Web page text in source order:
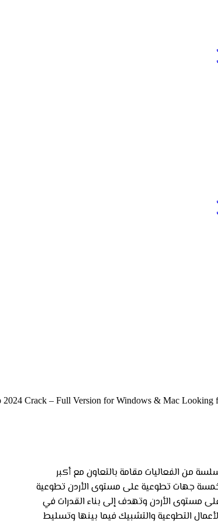
Crack – Full Version for Windows & Mac Looking
من الفعاليات مقامة بالتعاون مع أكبر
جهات تطوعية على مستوى الأردن تطوعية
مستوى الأردن وتهدف إلى بناء القدرات في
التطوعية والتشبيك فيما بينها وتسليط